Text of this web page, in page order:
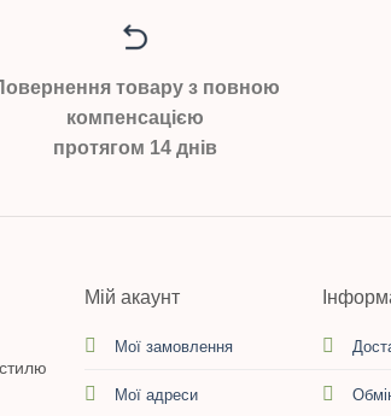
товару з повною
компенсацією
протягом 14 днів
Мій акаунт
Мої замовлення
Мої адреси